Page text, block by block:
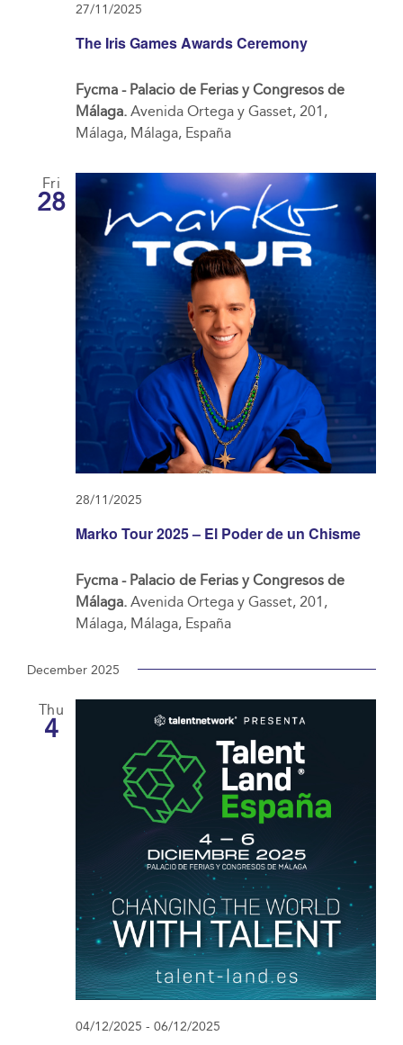
The Iris Games Awards Ceremony
27/11/2025
Fycma - Palacio de Ferias y Congresos de
Málaga. Avenida Ortega y Gasset, 201,
Málaga, Málaga, España
Fri
28
Marko Tour 2025 – El Poder de un Chisme
28/11/2025
Fycma - Palacio de Ferias y Congresos de
Málaga. Avenida Ortega y Gasset, 201,
Málaga, Málaga, España
December 2025
Thu
4
04/12/2025 - 06/12/2025